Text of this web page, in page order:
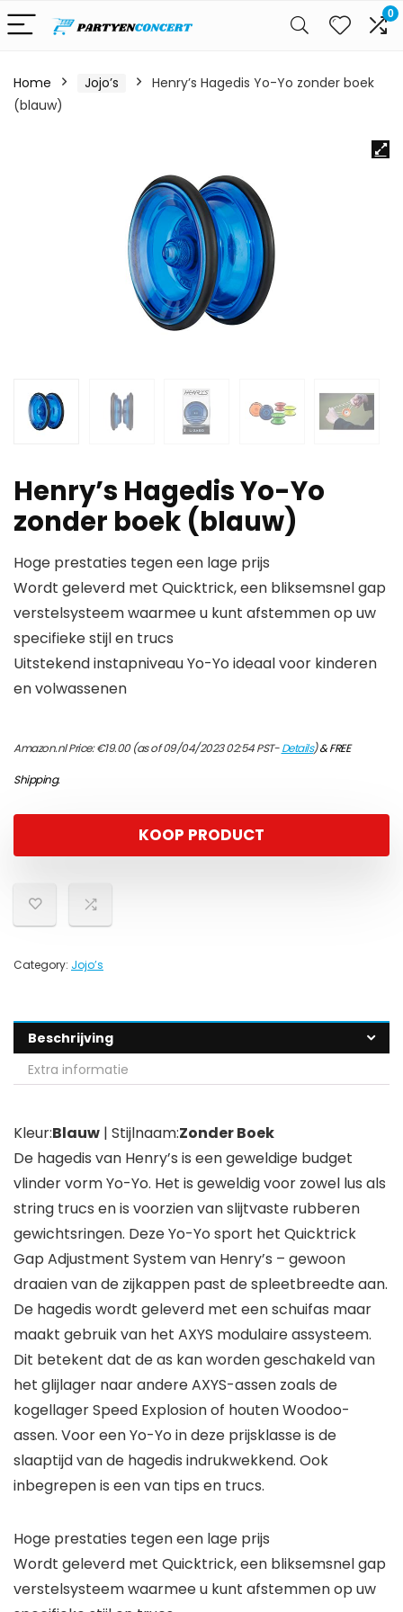
0
Home Jojo’s
Henry’s Hagedis Yo-Yo zonder boek
(blauw)
Henry’s Hagedis Yo-Yo
zonder boek (blauw)
Hoge prestaties tegen een lage prijs
Wordt geleverd met Quicktrick, een bliksemsnel gap
verstelsysteem waarmee u kunt afstemmen op uw
specifieke stijl en trucs
Uitstekend instapniveau Yo-Yo ideaal voor kinderen
en volwassenen
Amazon.nl Price:€19.00(as of 09/04/2023 02:54 PST-Details)&FREE
Shipping.
KOOP PRODUCT
Category: Jojo’s
Beschrijving
Extra informatie
Kleur:Blauw | Stijlnaam:Zonder Boek
De hagedis van Henry’s is een geweldige budget
vlinder vorm Yo-Yo. Het is geweldig voor zowel lus als
string trucs en is voorzien van slijtvaste rubberen
gewichtsringen. Deze Yo-Yo sport het Quicktrick
Gap Adjustment System van Henry’s – gewoon
draaien van de zijkappen past de spleetbreedte aan.
De hagedis wordt geleverd met een schuifas maar
maakt gebruik van het AXYS modulaire assysteem.
Dit betekent dat de as kan worden geschakeld van
het glijlager naar andere AXYS-assen zoals de
kogellager Speed Explosion of houten Woodoo-
assen. Voor een Yo-Yo in deze prijsklasse is de
slaaptijd van de hagedis indrukwekkend. Ook
inbegrepen is een van tips en trucs.
Hoge prestaties tegen een lage prijs
Wordt geleverd met Quicktrick, een bliksemsnel gap
verstelsysteem waarmee u kunt afstemmen op uw